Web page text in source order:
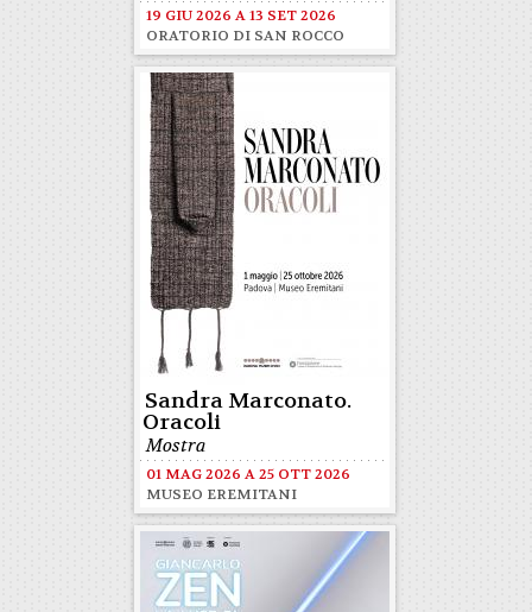
19 GIU 2026 A13 SET 2026
ORATORIO DI SAN ROCCO
Sandra Marconato.
Oracoli
Mostra
01 MAG 2026 A25 OTT 2026
MUSEO EREMITANI